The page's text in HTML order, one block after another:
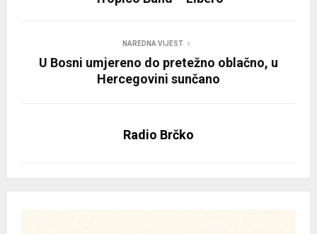
NAREDNA VIJEST
U Bosni umjereno do pretežno oblačno, u
Hercegovini sunčano
Radio Brčko